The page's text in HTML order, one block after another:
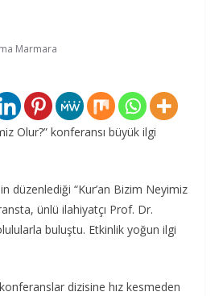
Marmara
Olur?” konferansı büyük ilgi
düzenlediği “Kur’an Bizim Neyimiz
ünlü ilahiyatçı Prof. Dr.
buluştu. Etkinlik yoğun ilgi
dizisine hız kesmeden